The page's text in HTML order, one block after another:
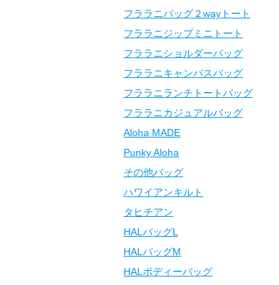
フララニバッグ２wayトート
フララニジップミニトート
フララニショルダーバッグ
フララニキャンバスバッグ
フララニランチトートバッグ
フララニカジュアルバッグ
Aloha MADE
Punky Aloha
その他バッグ
ハワイアンキルト
タヒチアン
HALバッグL
HALバッグM
HALボディーバッグ